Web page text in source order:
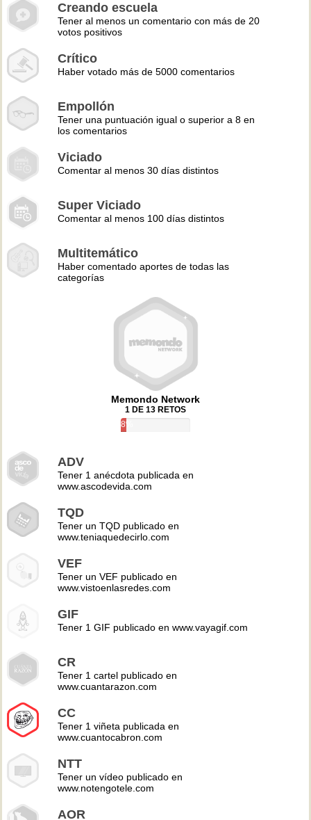
Creando escuela
Tener al menos un comentario con más de 20
votos positivos
Crítico
Haber votado más de 5000 comentarios
Empollón
Tener una puntuación igual o superior a 8 en
los comentarios
Viciado
Comentar al menos 30 días distintos
Super Viciado
Comentar al menos 100 días distintos
Multitemático
Haber comentado aportes de todas las
categorías
Memondo Network
1 DE 13 RETOS
8%
ADV
Tener 1 anécdota publicada en
www.ascodevida.com
TQD
Tener un TQD publicado en
www.teniaquedecirlo.com
VEF
Tener un VEF publicado en
www.vistoenlasredes.com
GIF
Tener 1 GIF publicado en www.vayagif.com
CR
Tener 1 cartel publicado en
www.cuantarazon.com
CC
Tener 1 viñeta publicada en
www.cuantocabron.com
NTT
Tener un vídeo publicado en
www.notengotele.com
AOR